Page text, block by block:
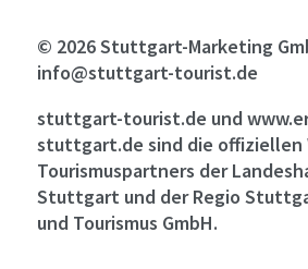
© 2026 Stuttgart-Marketing
info@stuttgart-tourist.de
stuttgart-tourist.de und
stuttgart.de sind die offiziellen
Tourismuspartners der
Stuttgart und der Regio
und Tourismus GmbH.